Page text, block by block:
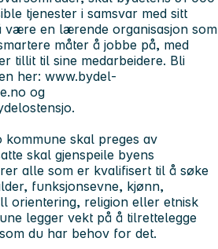
tjenester i samsvar med sitt
være en lærende organisasjon som
måter å jobbe på, med
tillit til sine medarbeidere. Bli
her: www.bydel-
og
kommune skal preges av
skal gjenspeile byens
alle som er kvalifisert til å søke
funksjonsevne, kjønn,
orientering, religion eller etnisk
legger vekt på å tilrettelegge
du har behov for det.